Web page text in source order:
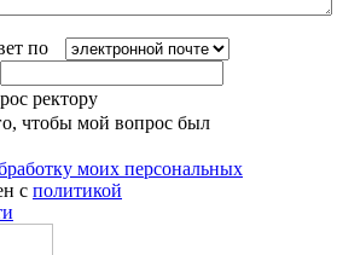
по
ректору
чтобы мой вопрос был
моих персональных
с политикой